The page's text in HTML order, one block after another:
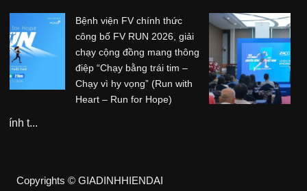
Hệ thống Phòng khám
Chuyên khoa Trị liệu Thần
kinh Cột sống Hoa Kỳ (ACC)
tổ chức sự kiện kỷ niệm 20
năm hoạt động tại Việt Nam